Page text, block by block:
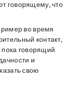
говорящему, что
во время
контакт,
пока говорящий
и
свою